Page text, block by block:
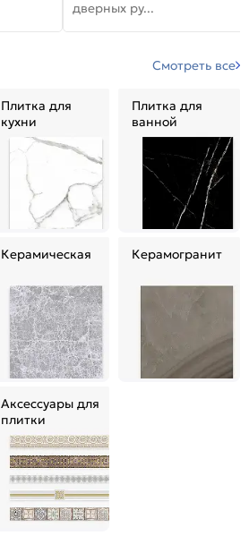
дверных ру...
Смотреть все
Плитка для
кухни
Плитка для
ванной
Керамическая Керамогранит
Аксессуары для
плитки